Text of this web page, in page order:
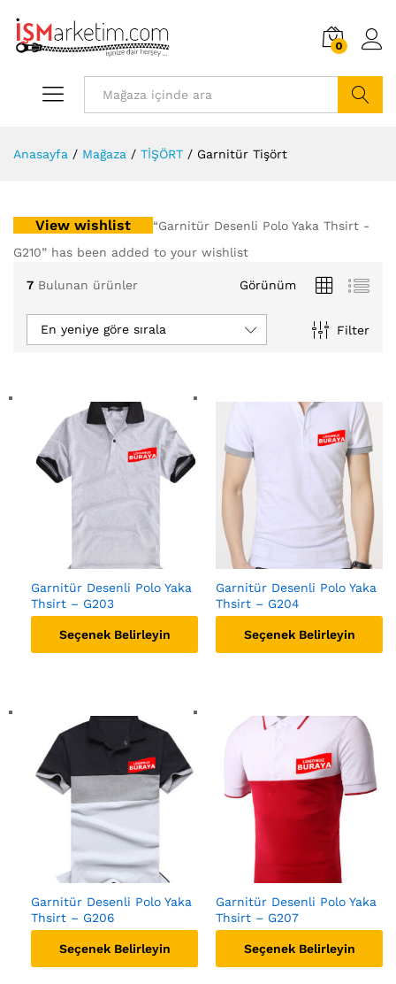
0
Anasayfa / Mağaza / TİŞÖRT / Garnitür Tişört
View wishlist
“Garnitür Desenli Polo Yaka Thsirt -
G210” has been added to your wishlist
7 Bulunan ürünler Görünüm
Filter
En yeniye göre sırala
Garnitür Desenli Polo Yaka
Thsirt – G203
Seçenek Belirleyin
Garnitür Desenli Polo Yaka
Thsirt – G204
Seçenek Belirleyin
Garnitür Desenli Polo Yaka
Thsirt – G206
Seçenek Belirleyin
Garnitür Desenli Polo Yaka
Thsirt – G207
Seçenek Belirleyin